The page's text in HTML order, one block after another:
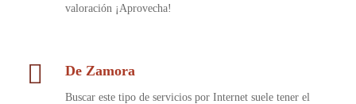
valoración ¡Aprovecha!
De Zamora
Buscar este tipo de servicios por Internet suele tener el